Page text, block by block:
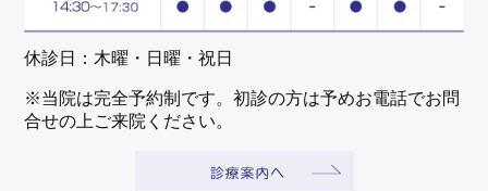
休診日：木曜・日曜・祝日
※当院は完全予約制です。初診の方は予めお電話でお問
合せの上ご来院ください。